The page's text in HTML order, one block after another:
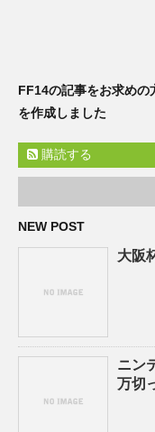
FF14の記事をお求め
を作成しました
購読する
NEW POST
大阪
ニン
万切